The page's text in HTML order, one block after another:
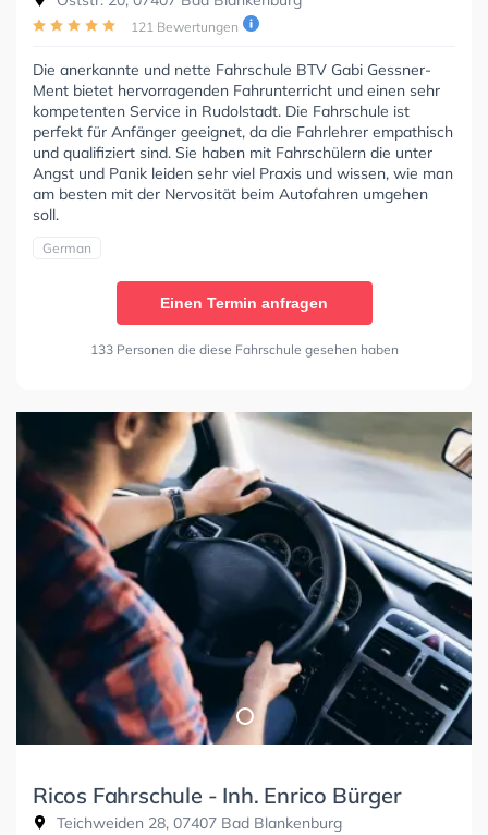
121 Bewertungen
Die anerkannte und nette Fahrschule BTV Gabi Gessner-
Ment bietet hervorragenden Fahrunterricht und einen sehr
kompetenten Service in Rudolstadt. Die Fahrschule ist
perfekt für Anfänger geeignet, da die Fahrlehrer empathisch
und qualifiziert sind. Sie haben mit Fahrschülern die unter
Angst und Panik leiden sehr viel Praxis und wissen, wie man
am besten mit der Nervosität beim Autofahren umgehen
soll.
German
Einen Termin anfragen
133 Personen die diese Fahrschule gesehen haben
Ricos Fahrschule - Inh. Enrico Bürger
Teichweiden 28, 07407 Bad Blankenburg